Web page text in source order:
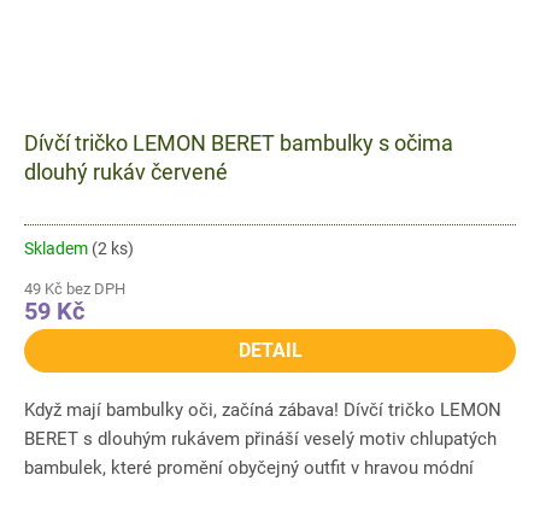
Dívčí tričko LEMON BERET bambulky s očima
dlouhý rukáv červené
Skladem (2 ks)
49 Kč bez DPH
59 Kč
DETAIL
Když mají bambulky oči, začíná zábava! Dívčí tričko LEMON
BERET s dlouhým rukávem přináší veselý motiv chlupatých
bambulek, které promění obyčejný outfit v hravou módní